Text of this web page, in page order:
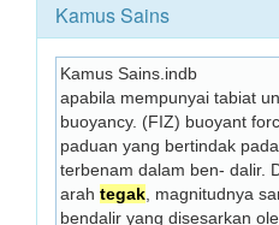
Kamus Sains
Kamus Sains.indb
apabila mempunyai tabiat
buoyancy. (FIZ) buoyant
paduan yang bertindak
terbenam dalam ben- dalir.
arah tegak , magnitudnya
bendalir yang disesarkan